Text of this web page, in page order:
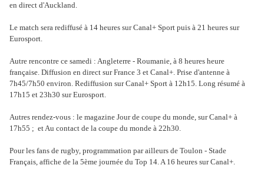
en direct d'Auckland.
Le match sera rediffusé à 14 heures sur Canal+ Sport puis à 21 heures sur
Eurosport.
Autre rencontre ce samedi : Angleterre - Roumanie, à 8 heures heure
française. Diffusion en direct sur France 3 et Canal+. Prise d'antenne à
7h45/7h50 environ. Rediffusion sur Canal+ Sport à 12h15. Long résumé à
17h15 et 23h30 sur Eurosport.
Autres rendez-vous : le magazine Jour de coupe du monde, sur Canal+ à
17h55 ; et Au contact de la coupe du monde à 22h30.
Pour les fans de rugby, programmation par ailleurs de Toulon - Stade
Français, affiche de la 5ème journée du Top 14. A 16 heures sur Canal+.